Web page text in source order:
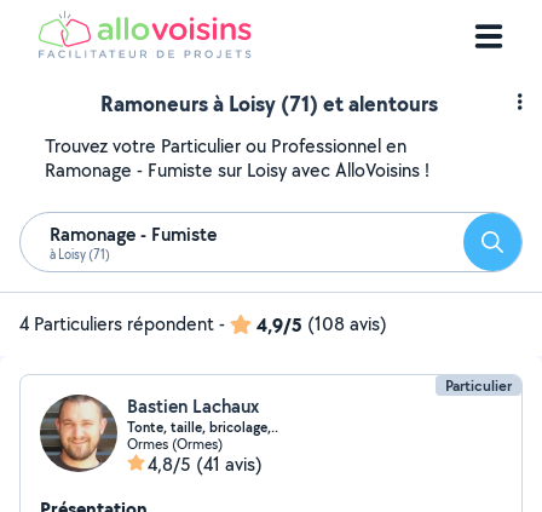
Ramoneurs à Loisy (71) et alentours
Trouvez votre Particulier ou Professionnel en
Ramonage - Fumiste sur Loisy avec AlloVoisins !
Ramonage - Fumiste
à Loisy (71)
4 Particuliers répondent- 4,9/5 (108 avis)
Particulier
Bastien Lachaux
Tonte, taille, bricolage,..
Ormes (Ormes)
4,8/5 (41 avis)